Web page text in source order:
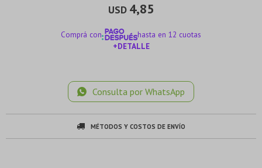
USD 4,85
Comprá con
hasta en 12 cuotas
+DETALLE
Consulta por WhatsApp
MÉTODOS Y COSTOS DE ENVÍO